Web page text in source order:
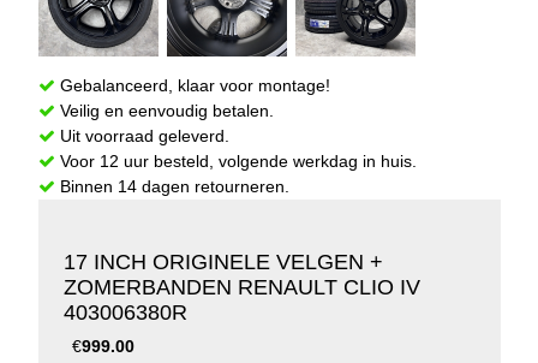
Gebalanceerd, klaar voor montage!
Veilig en eenvoudig betalen.
Uit voorraad geleverd.
Voor 12 uur besteld, volgende werkdag in huis.
Binnen 14 dagen retourneren.
17 INCH ORIGINELE VELGEN +
ZOMERBANDEN RENAULT CLIO IV
403006380R
€999.00